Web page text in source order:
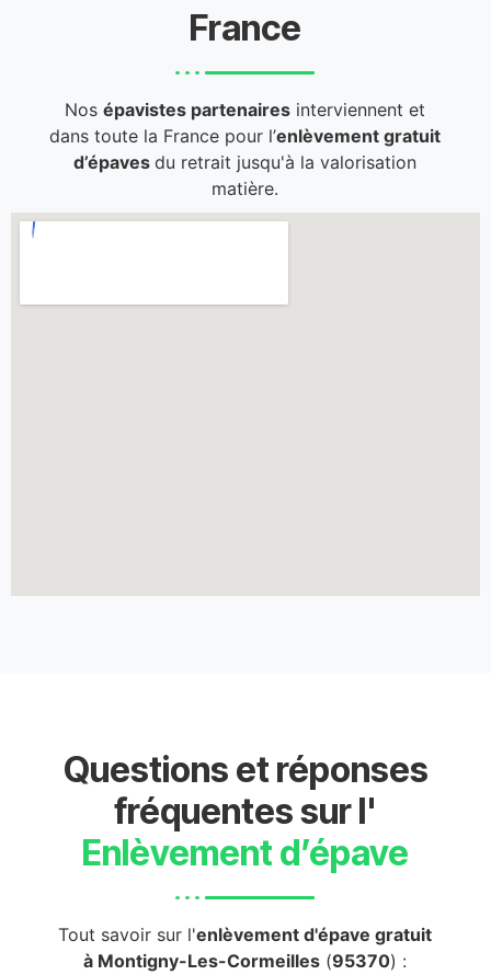
France
Nosépavistes partenaires interviennent et
dans toute la France pour l’enlèvement gratuit
d’épavesdu retrait jusqu'à la valorisation
matière.
Questions et réponses
fréquentes sur l'
Enlèvement d’épave
Tout savoir sur l'enlèvement d'épave gratuit
à Montigny-Les-Cormeilles (95370) :